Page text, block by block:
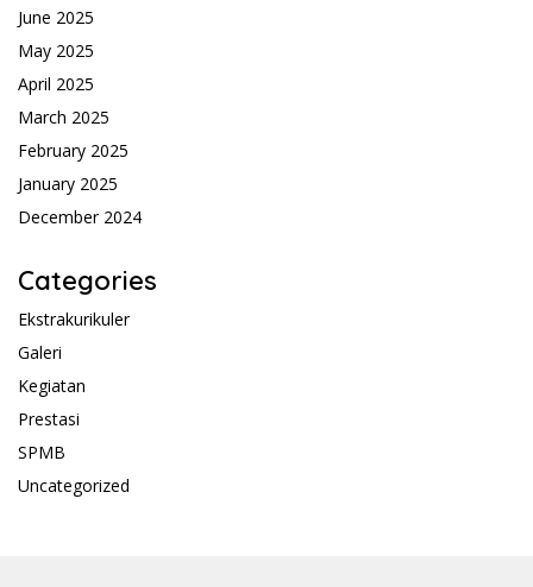
June 2025
May 2025
April 2025
March 2025
February 2025
January 2025
December 2024
Categories
Ekstrakurikuler
Galeri
Kegiatan
Prestasi
SPMB
Uncategorized